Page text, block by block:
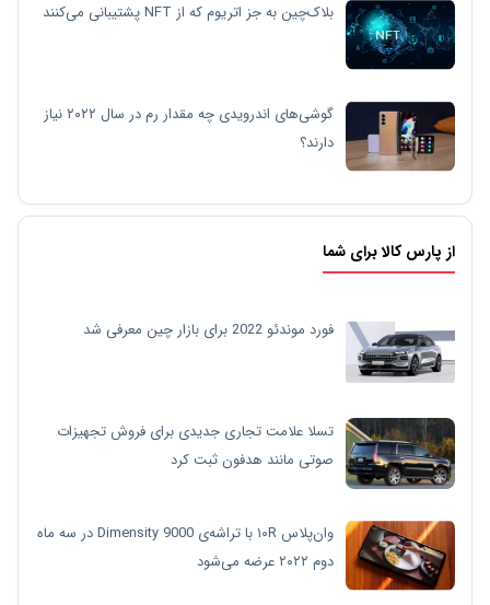
بلاک‌چین به جز اتریوم که از NFT پشتیبانی می‌کنند
گوشی‌های اندرویدی چه مقدار رم در سال ۲۰۲۲ نیاز
دارند؟
از پارس کالا برای شما
فورد موندئو 2022 برای بازار چین معرفی شد
تسلا علامت تجاری جدیدی برای فروش تجهیزات
صوتی مانند هدفون ثبت کرد
وان‌پلاس ۱۰R با تراشه‌ی Dimensity 9000 در سه ماه
دوم ۲۰۲۲ عرضه می‌شود